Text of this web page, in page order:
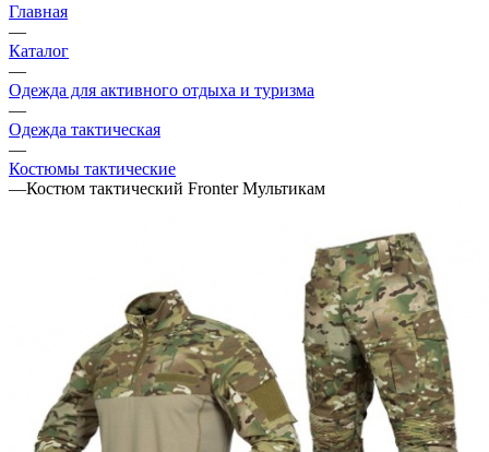
Главная
—
Каталог
—
Одежда для активного отдыха и туризма
—
Одежда тактическая
—
Костюмы тактические
—Костюм тактический Fronter Мультикам